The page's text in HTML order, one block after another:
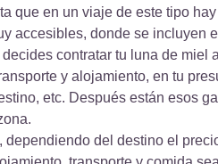
que en un viaje de este tipo
donde se incluyen el precio
tu luna de miel a través de
y alojamiento, en tu
etc. Después están esos
dependiendo del destino el